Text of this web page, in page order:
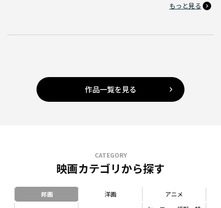
もっと見る
作品一覧を見る
CATEGORY
映画カテゴリから探す
邦画 洋画 アニメ